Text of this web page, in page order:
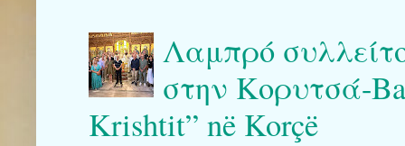
Λαμπρό
στην Κορυτσά-
Krishtit” në Korçë